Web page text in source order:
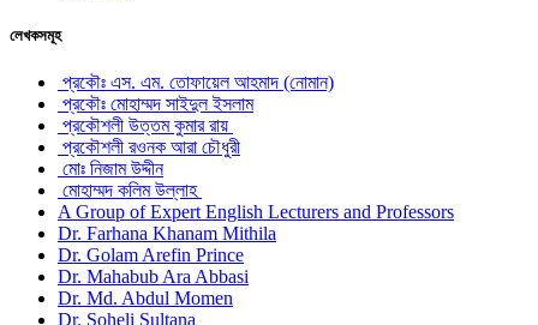
লেখকসমূহ
প্রকৌঃ এস. এম. তোফায়েল আহমাদ (নোমান)
প্রকৌঃ মোহাম্মদ সাইদুল ইসলাম
প্রকৌশলী উত্তম কুমার রায়
প্রকৌশলী রওনক আরা চৌধুরী
মোঃ নিজাম উদ্দীন
মোহাম্মদ কলিম উল্লাহ
A Group of Expert English Lecturers and Professors
Dr. Farhana Khanam Mithila
Dr. Golam Arefin Prince
Dr. Mahabub Ara Abbasi
Dr. Md. Abdul Momen
Dr. Soheli Sultana